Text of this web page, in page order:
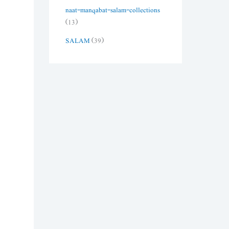
naat-manqabat-salam-collections
(13)
SALAM(39)